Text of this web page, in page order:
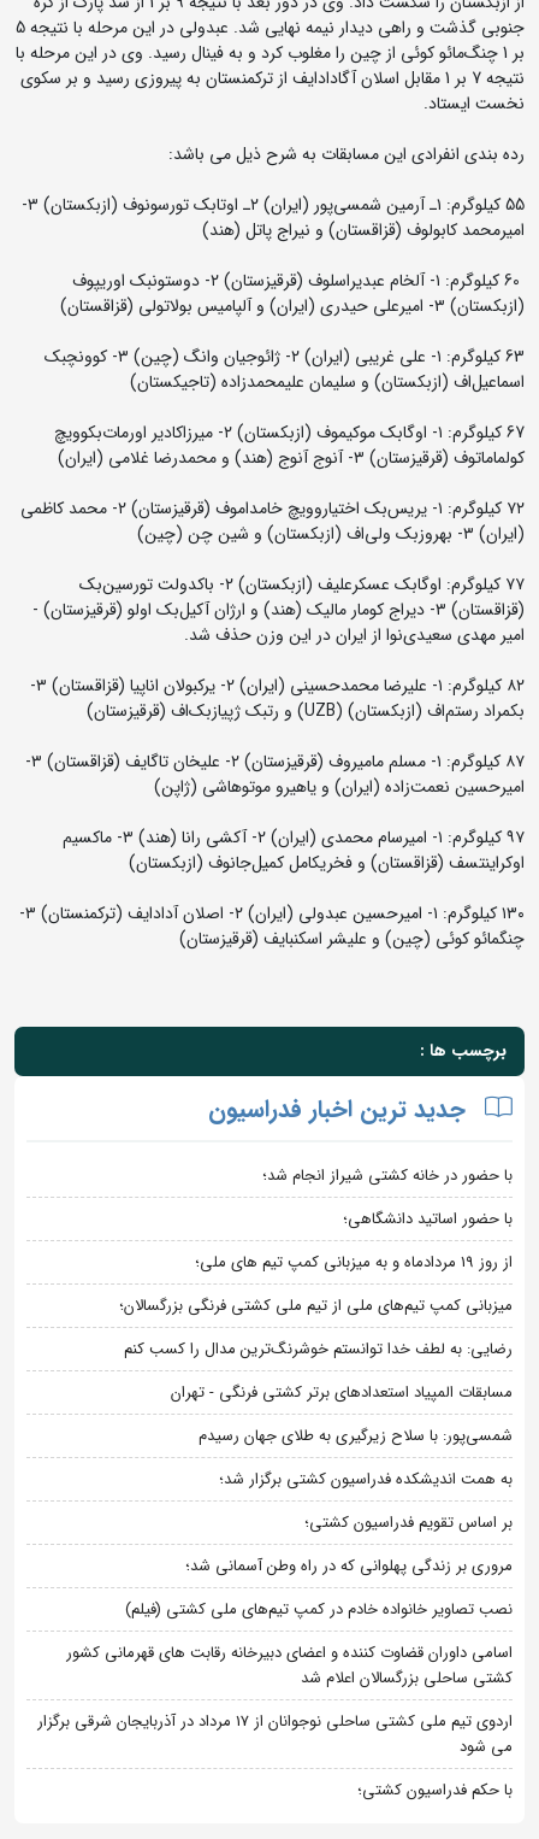
جنوبی گذشت و راهی دیدار نیمه نهایی شد. عبدولی در این مرحله با نتیجه 5
بر 1 چنگ‌مائو کوئی از چین را مغلوب کرد و به فینال رسید. وی در این مرحله با
نتیجه 7 بر 1 مقابل اسلان آگادادایف از ترکمنستان به پیروزی رسید و بر سکوی
نخست ایستاد.
رده بندی انفرادی این مسابقات به شرح ذیل می باشد:
55 کیلوگرم: ۱ـ آرمین شمسی‌پور (ایران) ۲ـ اوتابک تورسونوف (ازبکستان) ۳-
امیرمحمد کابولوف (قزاقستان) و نیراج پاتل (هند)
60 کیلوگرم: ۱- آلخام عبدیراسلوف (قرقیزستان) ۲- دوستونبک اوریپوف
(ازبکستان) ۳- امیرعلی حیدری (ایران) و آلپامیس بولاتولی (قزاقستان)
63 کیلوگرم: ۱- علی غریبی (ایران) ۲- ژائوجیان وانگ (چین) ۳- کوونچبک
اسماعیل‌اف (ازبکستان) و سلیمان علیمحمدزاده (تاجیکستان)
67 کیلوگرم: ۱- اوگابک موکیموف (ازبکستان) ۲- میرزاکادیر اورمات‌بکوویچ
کولماماتوف (قرقیزستان) ۳- آنوج آنوج (هند) و محمدرضا غلامی (ایران)
۷۲ کیلوگرم: ۱- یریس‌بک اختیاروویچ خامداموف (قرقیزستان) ۲- محمد کاظمی
(ایران) ۳- بهروزبک ولی‌اف (ازبکستان) و شین چن (چین)
۷۷ کیلوگرم: اوگابک عسکرعلیف (ازبکستان) ۲- باکدولت تورسین‌بک
(قزاقستان) ۳- دیراج کومار مالیک (هند) و ارژان آکیل‌بک اولو (قرقیزستان) -
امیر مهدی سعیدی‌نوا از ایران در این وزن حذف شد.
۸۲ کیلوگرم: ۱- علیرضا محمدحسینی (ایران) ۲- یرکبولان اناپیا (قزاقستان) ۳-
بکمراد رستم‌اف (ازبکستان) (UZB) و رتبک ژپیاز‌بک‌اف (قرقیزستان)
۸۷ کیلوگرم: ۱- مسلم مامیروف (قرقیزستان) ۲- علیخان تاگایف (قزاقستان) ۳-
امیرحسین نعمت‌زاده (ایران) و یاهیرو موتوهاشی (ژاپن)
۹۷ کیلوگرم: ۱- امیرسام محمدی (ایران) ۲- آکشی رانا (هند) ۳- ماکسیم
اوکراینتسف (قزاقستان) و فخریکامل کمیل‌جانوف (ازبکستان)
۱۳۰ کیلوگرم: ۱- امیرحسین عبدولی (ایران) ۲- اصلان آدادایف (ترکمنستان) ۳-
چنگمائو کوئی (چین) و علیشر اسکنبایف (قرقیزستان)
برچسب ها :
جدید ترین اخبار فدراسیون
با حضور در خانه کشتی شیراز انجام شد؛
با حضور اساتید دانشگاهی؛
از روز 19 مردادماه و به میزبانی کمپ تیم های ملی؛
میزبانی کمپ تیم‌های ملی از تیم ملی کشتی فرنگی بزرگسالان؛
رضایی: به لطف خدا توانستم خوشرنگ‌ترین مدال را کسب کنم
مسابقات المپیاد استعدادهای برتر کشتی فرنگی - تهران
شمسی‌پور: با سلاح زیرگیری به طلای جهان رسیدم
به همت اندیشکده فدراسیون کشتی برگزار شد؛
بر اساس تقویم فدراسیون کشتی؛
مروری بر زندگی پهلوانی که در راه وطن آسمانی شد؛
نصب تصاویر خانواده خادم در کمپ تیم‌های ملی کشتی (فیلم)
اسامی داوران قضاوت کننده و اعضای دبیرخانه رقابت های قهرمانی کشور
کشتی ساحلی بزرگسالان اعلام شد
اردوی تیم ملی کشتی ساحلی نوجوانان از 17 مرداد در آذربایجان شرقی برگزار
می شود
با حکم فدراسیون کشتی؛